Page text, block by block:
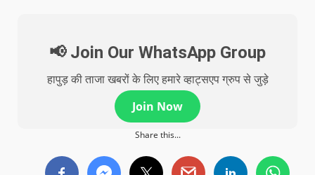
📢 Join Our WhatsApp Group
हापुड़ की ताजा खबरों के लिए हमारे व्हाट्सएप ग्रुप से जुड़े
Join Now
Share this...